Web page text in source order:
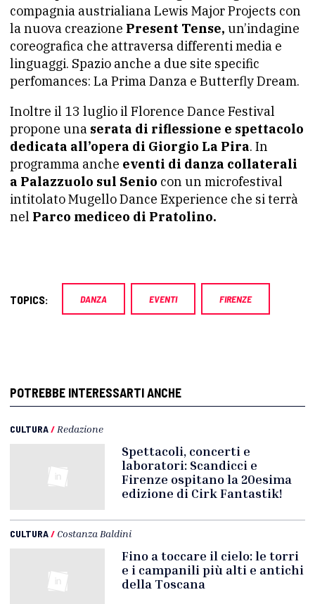
compagnia austrialiana Lewis Major Projects con
la nuova creazione Present Tense, un’indagine
coreografica che attraversa differenti media e
linguaggi. Spazio anche a due site specific
perfomances: La Prima Danza e Butterfly Dream.
Inoltre il 13 luglio il Florence Dance Festival
propone una serata di riflessione e spettacolo
dedicata all’opera di Giorgio La Pira. In
programma anche eventi di danza collaterali
a Palazzuolo sul Senio con un microfestival
intitolato Mugello Dance Experience che si terrà
nel Parco mediceo di Pratolino.
TOPICS: DANZA EVENTI FIRENZE
POTREBBE INTERESSARTI ANCHE
CULTURA/ Redazione
Spettacoli, concerti e
laboratori: Scandicci e
Firenze ospitano la 20esima
edizione di Cirk Fantastik!
CULTURA/ Costanza Baldini
Fino a toccare il cielo: le torri
e i campanili più alti e antichi
della Toscana